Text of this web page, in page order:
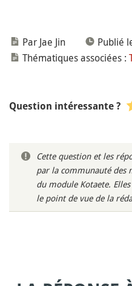
Par Jae Jin
Publié
Thématiques associées :
Question intéressante ?
Cette question et les
par la communauté des
du module Kotaete.
le point de vue de la